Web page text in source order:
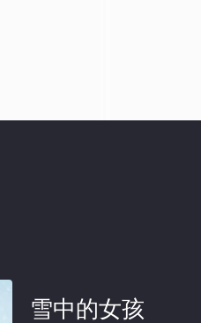
雪中的女孩